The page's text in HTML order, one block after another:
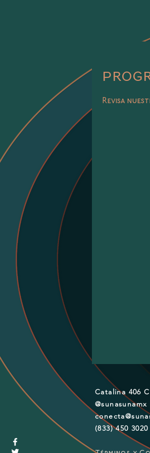
Revisa
Catalina 406
@sunasunamx
(833) 450 3020